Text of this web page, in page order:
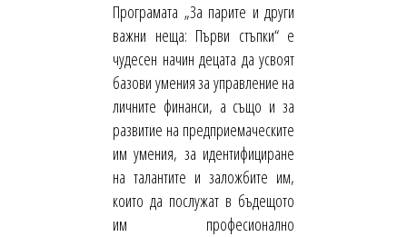
Програмата „За парите и други
важни неща: Първи стъпки“ е
чудесен начин децата да усвоят
базови умения за управление на
личните финанси, а също и за
развитие на предприемаческите
им умения, за идентифициране
на талантите и заложбите им,
които да послужат в бъдещото
им професионално